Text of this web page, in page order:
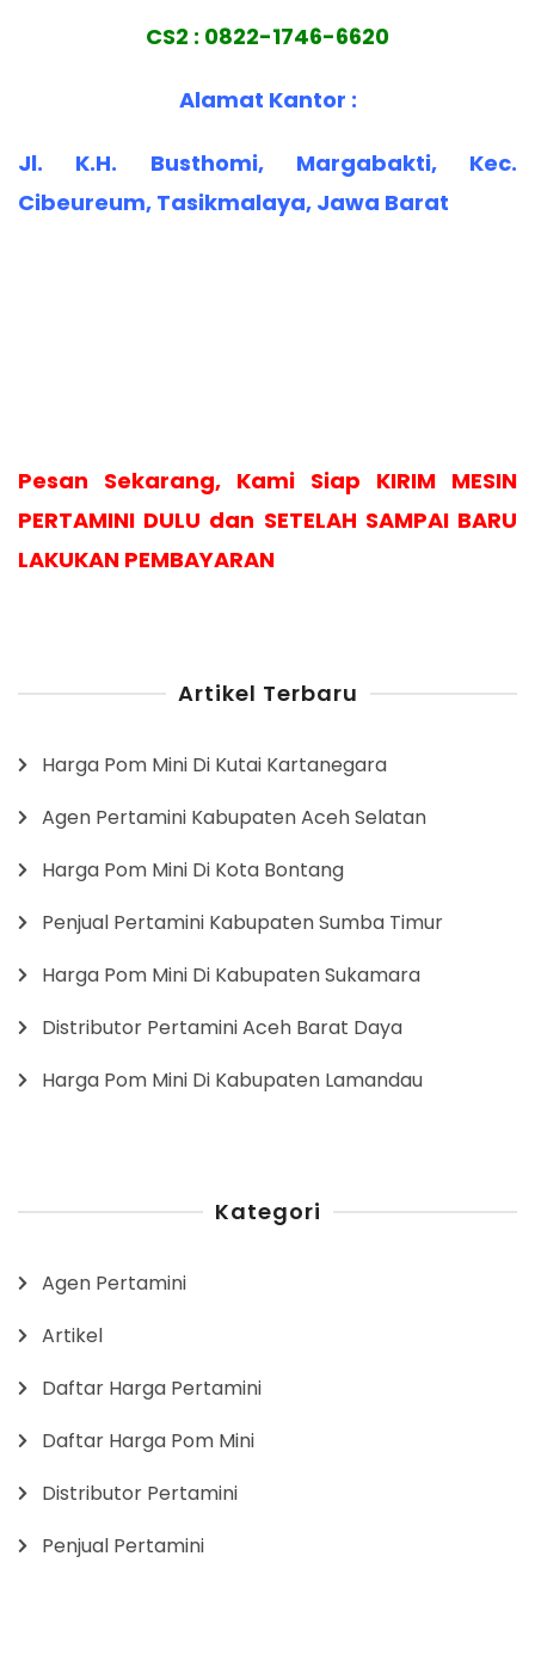
CS2 : 0822-1746-6620
Alamat Kantor :
Jl. K.H. Busthomi, Margabakti, Kec.
Cibeureum, Tasikmalaya, Jawa Barat
Pesan Sekarang, Kami Siap KIRIM MESIN
PERTAMINI DULU dan SETELAH SAMPAI BARU
LAKUKAN PEMBAYARAN
Artikel Terbaru
Harga Pom Mini Di Kutai Kartanegara
Agen Pertamini Kabupaten Aceh Selatan
Harga Pom Mini Di Kota Bontang
Penjual Pertamini Kabupaten Sumba Timur
Harga Pom Mini Di Kabupaten Sukamara
Distributor Pertamini Aceh Barat Daya
Harga Pom Mini Di Kabupaten Lamandau
Kategori
Agen Pertamini
Artikel
Daftar Harga Pertamini
Daftar Harga Pom Mini
Distributor Pertamini
Penjual Pertamini